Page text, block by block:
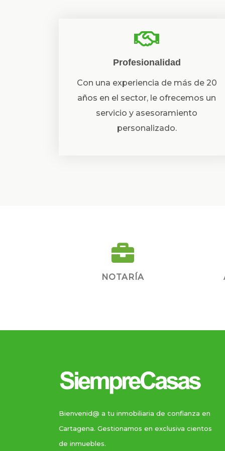
Profesionalidad
Con una experiencia de más de 20
años en el sector, le ofrecemos un
servicio y asesoramiento
personalizado.
NOTARÍA
Bienvenid@ a tu inmobiliaria de confianza en
Cartagena. Gestionamos en exclusiva cientos
de inmuebles.